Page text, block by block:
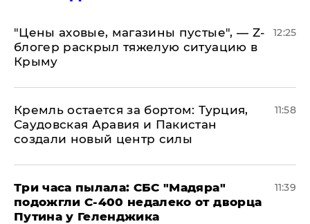
​"Цены аховые, магазины пустые", — Z-
блогер раскрыл тяжелую ситуацию в
Крыму
12:25
​Кремль остается за бортом: Турция,
Саудовская Аравия и Пакистан
создали новый центр силы
11:58
Три часа пылала: СБС "Мадяра"
подожгли С-400 недалеко от дворца
Путина у Геленджика
11:39